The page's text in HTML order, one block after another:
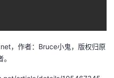
，作者：Bruce小鬼，版权归原